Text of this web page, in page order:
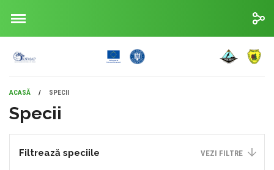
ACASĂ / SPECII
Specii
Filtrează speciile VEZI FILTRE